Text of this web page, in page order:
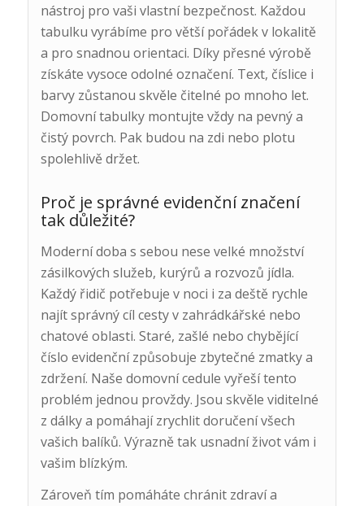
nástroj pro vaši vlastní bezpečnost. Každou
tabulku vyrábíme pro větší pořádek v lokalitě
a pro snadnou orientaci. Díky přesné výrobě
získáte vysoce odolné označení. Text, číslice i
barvy zůstanou skvěle čitelné po mnoho let.
Domovní tabulky montujte vždy na pevný a
čistý povrch. Pak budou na zdi nebo plotu
spolehlivě držet.
Proč je správné evidenční značení
tak důležité?
Moderní doba s sebou nese velké množství
zásilkových služeb, kurýrů a rozvozů jídla.
Každý řidič potřebuje v noci i za deště rychle
najít správný cíl cesty v zahrádkářské nebo
chatové oblasti. Staré, zašlé nebo chybějící
číslo evidenční způsobuje zbytečné zmatky a
zdržení. Naše domovní cedule vyřeší tento
problém jednou provždy. Jsou skvěle viditelné
z dálky a pomáhají zrychlit doručení všech
vašich balíků. Výrazně tak usnadní život vám i
vašim blízkým.
Zároveň tím pomáháte chránit zdraví a